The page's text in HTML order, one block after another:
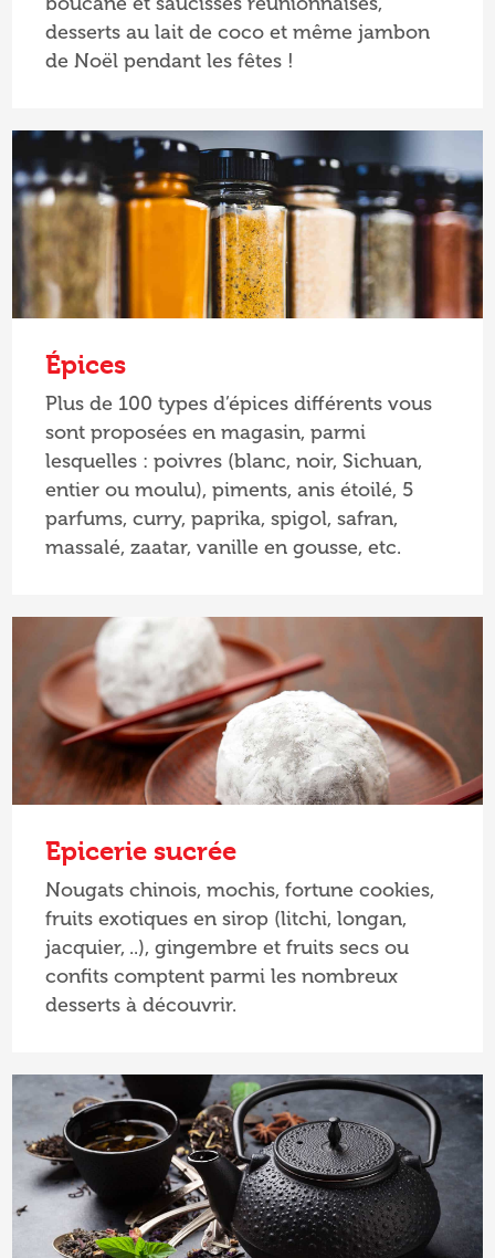
desserts au lait de coco et même jambon
de Noël pendant les fêtes !
Épices
Plus de 100 types d’épices différents vous
sont proposées en magasin, parmi
lesquelles : poivres (blanc, noir, Sichuan,
entier ou moulu), piments, anis étoilé, 5
parfums, curry, paprika, spigol, safran,
massalé, zaatar, vanille en gousse, etc.
Epicerie sucrée
Nougats chinois, mochis, fortune cookies,
fruits exotiques en sirop (litchi, longan,
jacquier, ..), gingembre et fruits secs ou
confits comptent parmi les nombreux
desserts à découvrir.